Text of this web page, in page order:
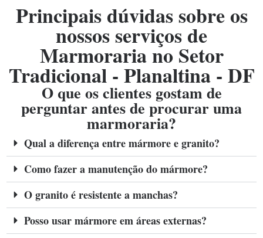
Principais dúvidas sobre os
nossos serviços de
Marmoraria no Setor
Tradicional - Planaltina - DF
O que os clientes gostam de
perguntar antes de procurar uma
marmoraria?
Qual a diferença entre mármore e granito?
Como fazer a manutenção do mármore?
O granito é resistente a manchas?
Posso usar mármore em áreas externas?